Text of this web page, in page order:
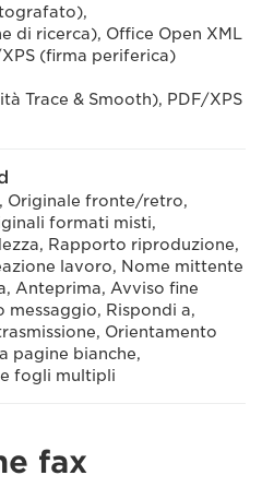
di ricerca), Office Open XML
(firma periferica)
Trace & Smooth), PDF/XPS
Originale fronte/retro,
formati misti,
Rapporto riproduzione,
lavoro, Nome mittente
Anteprima, Avviso fine
messaggio, Rispondi a,
Orientamento
pagine bianche,
fogli multipli
fax